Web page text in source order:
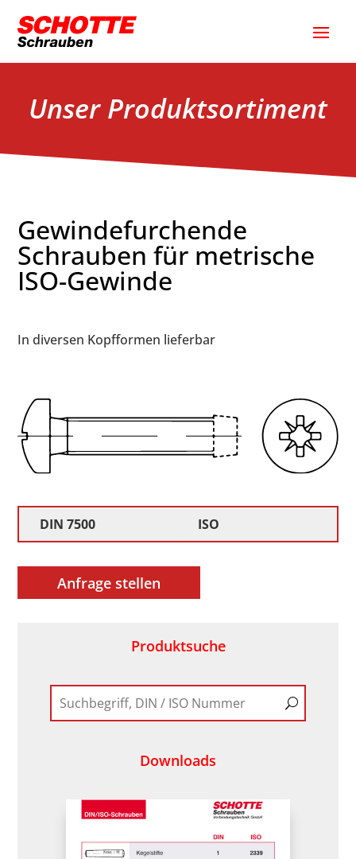
Unser Produktsortiment
Gewindefurchende
Schrauben für metrische
ISO-Gewinde
In diversen Kopfformen lieferbar
DIN 7500 ISO
Anfrage stellen
Produktsuche
Downloads